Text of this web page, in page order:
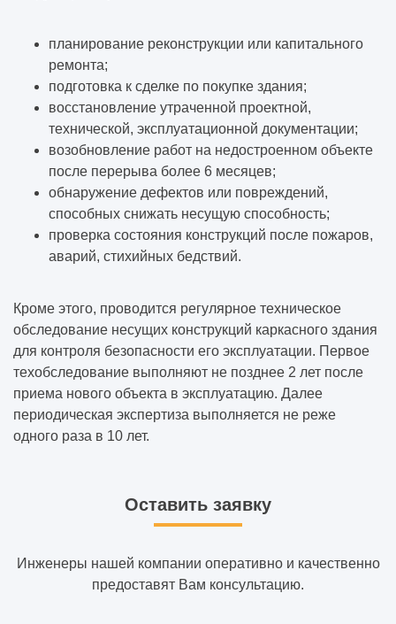
планирование реконструкции или капитального
ремонта;
подготовка к сделке по покупке здания;
восстановление утраченной проектной,
технической, эксплуатационной документации;
возобновление работ на недостроенном объекте
после перерыва более 6 месяцев;
обнаружение дефектов или повреждений,
способных снижать несущую способность;
проверка состояния конструкций после пожаров,
аварий, стихийных бедствий.
Кроме этого, проводится регулярное техническое
обследование несущих конструкций каркасного здания
для контроля безопасности его эксплуатации. Первое
техобследование выполняют не позднее 2 лет после
приема нового объекта в эксплуатацию. Далее
периодическая экспертиза выполняется не реже
одного раза в 10 лет.
Оставить заявку
Инженеры нашей компании оперативно и качественно
предоставят Вам консультацию.